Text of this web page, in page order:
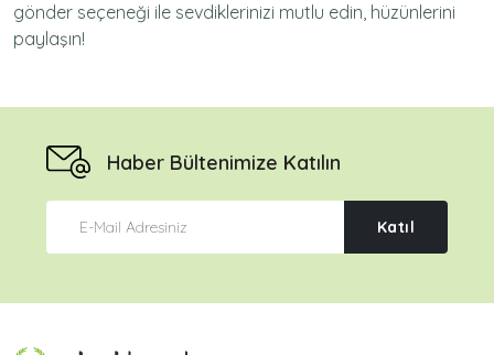
gönder seçeneği ile sevdiklerinizi mutlu edin, hüzünlerini
paylaşın!
Haber Bültenimize Katılın
Katıl